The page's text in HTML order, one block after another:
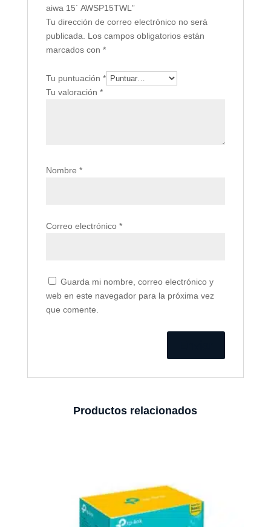
aiwa 15´ AWSP15TWL”
Tu dirección de correo electrónico no será
publicada. Los campos obligatorios están
marcados con *
Tu puntuación *
Tu valoración *
Nombre *
Correo electrónico *
Guarda mi nombre, correo electrónico y
web en este navegador para la próxima vez
que comente.
Productos relacionados